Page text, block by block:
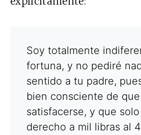
Soy totalmente
fortuna, y no pediré
sentido a tu padre,
bien consciente de
satisfacerse, y que
derecho a mil libras al